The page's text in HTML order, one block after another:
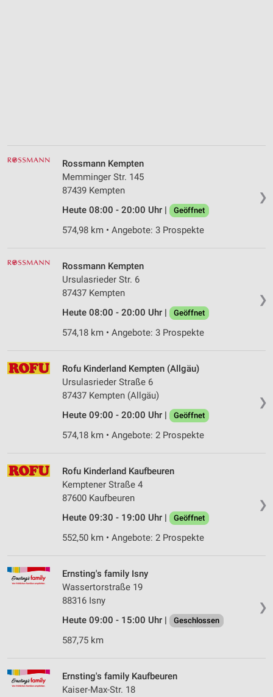
❯
Rossmann Kempten
Memminger Str. 145
87439 Kempten
Heute 08:00 - 20:00 Uhr |
Geöffnet
574,98 km • Angebote: 3 Prospekte
❯
Rossmann Kempten
Ursulasrieder Str. 6
87437 Kempten
Heute 08:00 - 20:00 Uhr |
Geöffnet
574,18 km • Angebote: 3 Prospekte
❯
Rofu Kinderland Kempten (Allgäu)
Ursulasrieder Straße 6
87437 Kempten (Allgäu)
Heute 09:00 - 20:00 Uhr |
Geöffnet
574,18 km • Angebote: 2 Prospekte
❯
Rofu Kinderland Kaufbeuren
Kemptener Straße 4
87600 Kaufbeuren
Heute 09:30 - 19:00 Uhr |
Geöffnet
552,50 km • Angebote: 2 Prospekte
❯
Ernsting's family Isny
Wassertorstraße 19
88316 Isny
Heute 09:00 - 15:00 Uhr |
Geschlossen
587,75 km
Ernsting's family Kaufbeuren
Kaiser-Max-Str. 18